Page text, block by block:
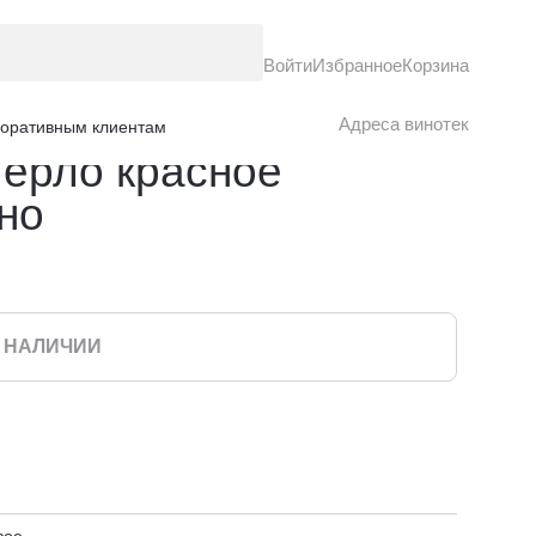
ВойтиИзбранноеКорзина
клиентам Адреса винотек
Нет в наличии
красное
НАЛИЧИИ